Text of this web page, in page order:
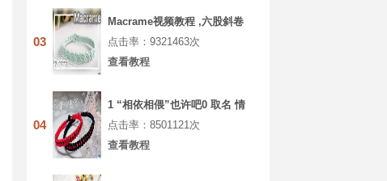
03
Macrame视频教程 ,六股斜卷
结手绳编织的方法
点击率：9321463次
查看教程
04
1 “相依相偎”也许吧0 取名 情
侣手绳
点击率：8501121次
查看教程